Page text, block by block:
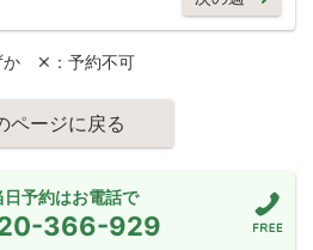
か ：予約不可
ページに戻る
日予約はお電話で
366-929